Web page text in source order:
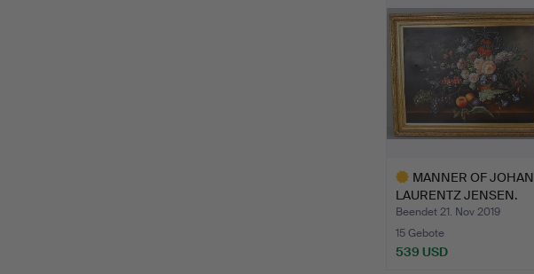
MANNER OF JOHAN
LAURENTZ JENSEN.
NOCH LEBE…
Beendet 21. Nov 2019
15 Gebote
539 USD